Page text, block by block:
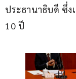
ประธานาธิบดี ซึ่ง
10 ปี